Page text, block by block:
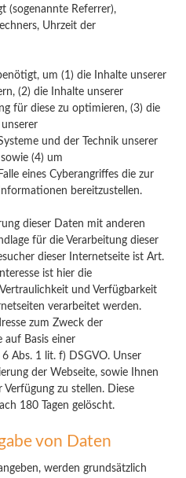
(sogenannte Referrer),
Uhrzeit der
um (1) die Inhalte unserer
(2) die Inhalte unserer
für diese zu optimieren, (3) die
und der Technik unserer
(4) um
eines Cyberangriffes die zur
bereitzustellen.
dieser Daten mit anderen
für die Verarbeitung dieser
dieser Internetseite ist Art.
ist hier die
und Verfügbarkeit
verarbeitet werden.
zum Zweck der
auf Basis einer
Abs. 1 lit. f) DSGVO. Unser
der Webseite, sowie Ihnen
zu stellen. Diese
180 Tagen gelöscht.
von Daten
werden grundsätzlich